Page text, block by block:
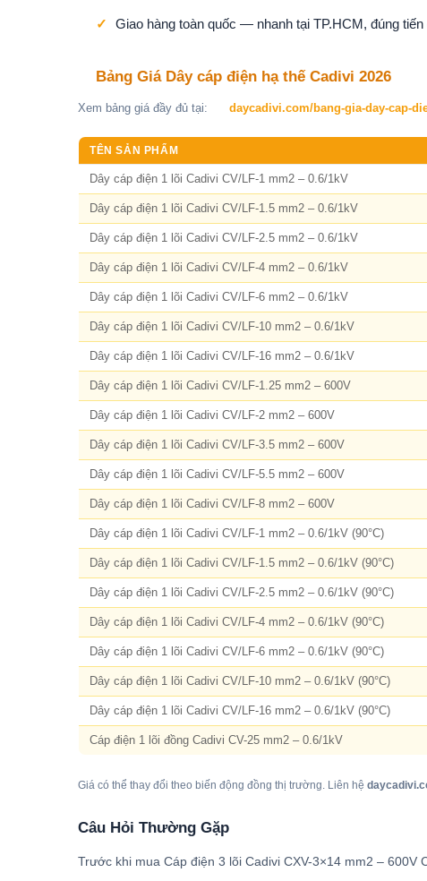
✓ Giao hàng toàn quốc — nhanh tại TP.HCM, đúng
Bảng Giá Dây cáp điện hạ thế Cadivi 2026
Xem bảng giá đầy đủ tại: daycadivi.com/bang-gia-day-cap-
TÊN SẢN PHẨM
Dây cáp điện 1 lõi Cadivi CV/LF-1 mm2 – 0.6/1kV
Dây cáp điện 1 lõi Cadivi CV/LF-1.5 mm2 – 0.6/1kV
Dây cáp điện 1 lõi Cadivi CV/LF-2.5 mm2 – 0.6/1kV
Dây cáp điện 1 lõi Cadivi CV/LF-4 mm2 – 0.6/1kV
Dây cáp điện 1 lõi Cadivi CV/LF-6 mm2 – 0.6/1kV
Dây cáp điện 1 lõi Cadivi CV/LF-10 mm2 – 0.6/1kV
Dây cáp điện 1 lõi Cadivi CV/LF-16 mm2 – 0.6/1kV
Dây cáp điện 1 lõi Cadivi CV/LF-1.25 mm2 – 600V
Dây cáp điện 1 lõi Cadivi CV/LF-2 mm2 – 600V
Dây cáp điện 1 lõi Cadivi CV/LF-3.5 mm2 – 600V
Dây cáp điện 1 lõi Cadivi CV/LF-5.5 mm2 – 600V
Dây cáp điện 1 lõi Cadivi CV/LF-8 mm2 – 600V
Dây cáp điện 1 lõi Cadivi CV/LF-1 mm2 – 0.6/1kV (90°C)
Dây cáp điện 1 lõi Cadivi CV/LF-1.5 mm2 – 0.6/1kV (90°C)
Dây cáp điện 1 lõi Cadivi CV/LF-2.5 mm2 – 0.6/1kV (90°C)
Dây cáp điện 1 lõi Cadivi CV/LF-4 mm2 – 0.6/1kV (90°C)
Dây cáp điện 1 lõi Cadivi CV/LF-6 mm2 – 0.6/1kV (90°C)
Dây cáp điện 1 lõi Cadivi CV/LF-10 mm2 – 0.6/1kV (90°C)
Dây cáp điện 1 lõi Cadivi CV/LF-16 mm2 – 0.6/1kV (90°C)
Cáp điện 1 lõi đồng Cadivi CV-25 mm2 – 0.6/1kV
Giá có thể thay đổi theo biến động đồng thị trường. Liên hệ
Câu Hỏi Thường Gặp
Trước khi mua Cáp điện 3 lõi Cadivi CXV-3×14 mm2 –